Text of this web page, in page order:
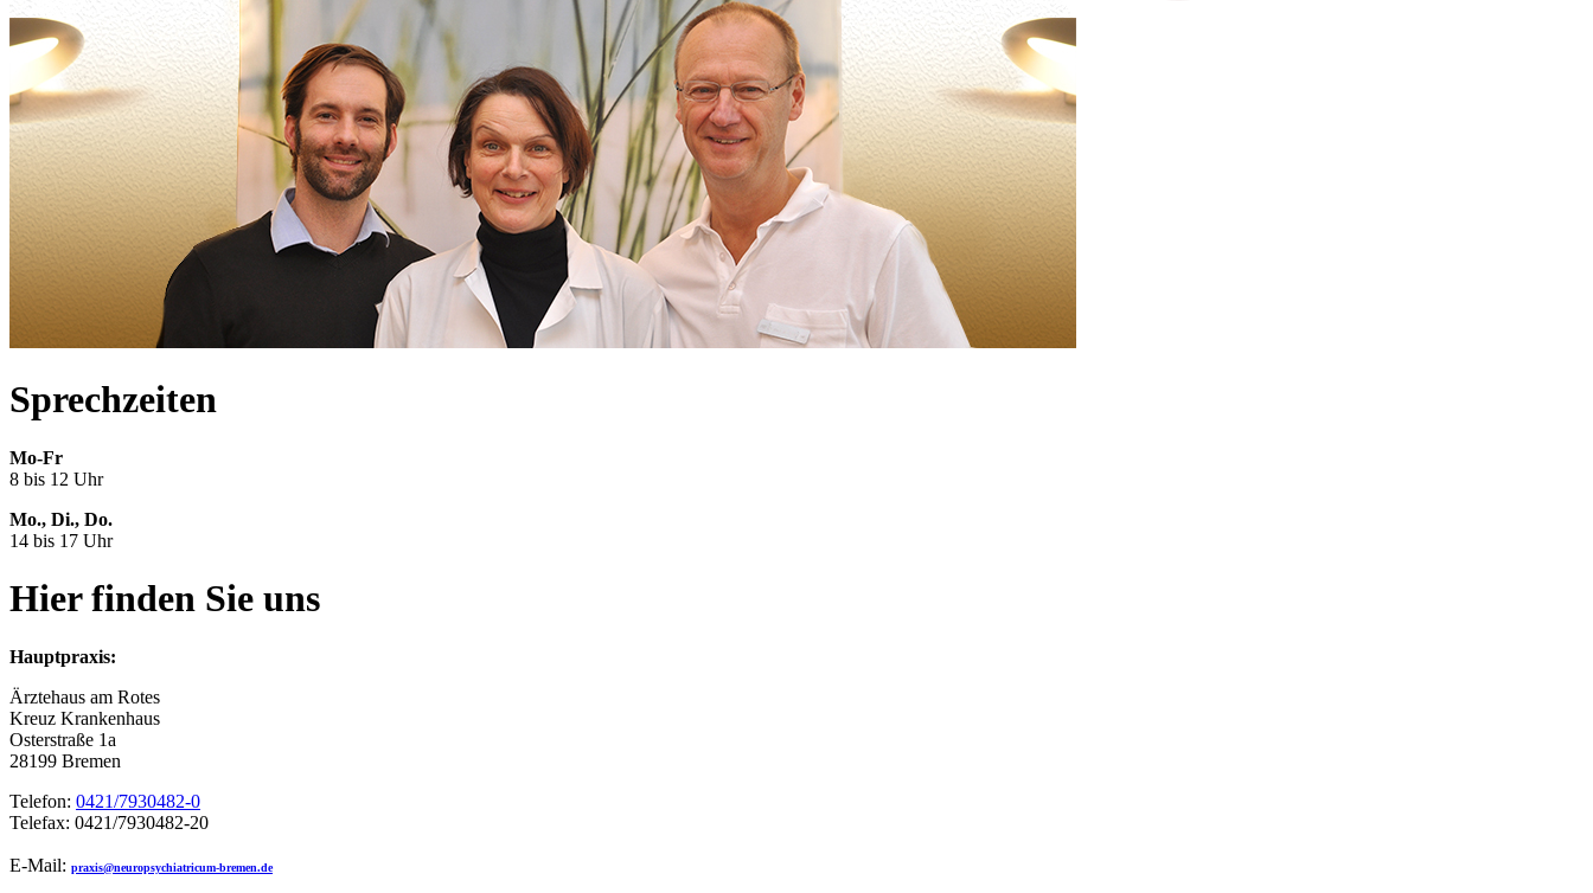
Sprechzeiten
Mo-Fr
8 bis 12 Uhr
Mo., Di., Do.
14 bis 17 Uhr
Hier finden Sie uns
Hauptpraxis:
Ärztehaus am Rotes
Kreuz Krankenhaus
Osterstraße 1a
28199 Bremen
Telefon: 0421/7930482-0
Telefax: 0421/7930482-20
E-Mail: praxis@neuropsychiatricum-bremen.de